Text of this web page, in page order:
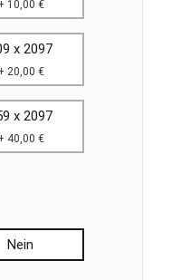
10,00 €
x 2097
20,00 €
x 2097
40,00 €
Nein